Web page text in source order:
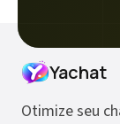
Yachat
Otimize seu